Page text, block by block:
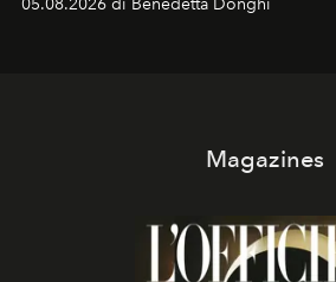
contemporanea e storytelling
Magazines